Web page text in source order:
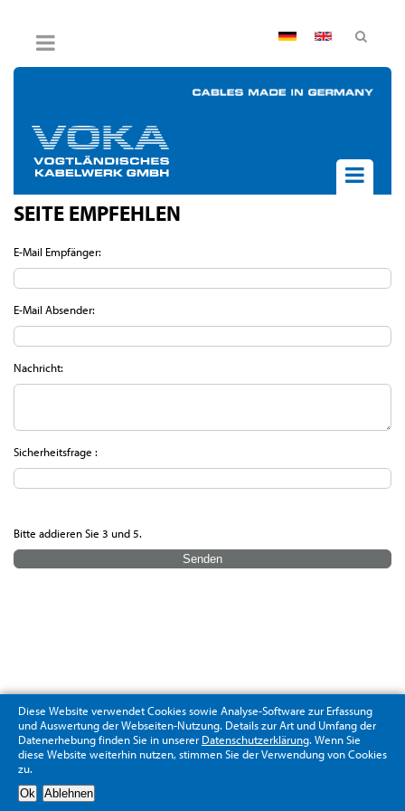
AGB
Impressum
Widerruf
UNTERNEHMEN
AKTUELLES
PRODUKTE
JOB & KARRIERE
KONTAKT
SEITE EMPFEHLEN
E-Mail Empfänger:
E-Mail Absender:
Nachricht:
Sicherheitsfrage :
Bitte addieren Sie 3 und 5.
Diese Website verwendet Cookies sowie Analyse-Software zur Erfassung
und Auswertung der Webseiten-Nutzung. Details zur Art und Umfang der
Datenerhebung finden Sie in unserer Datenschutzerklärung. Wenn Sie
diese Website weiterhin nutzen, stimmen Sie der Verwendung von Cookies
zu.